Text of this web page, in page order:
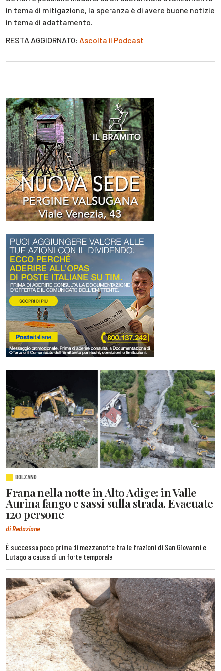
in tema di mitigazione, la speranza è di avere buone notizie
in tema di adattamento.
RESTA AGGIORNATO: Ascolta il Podcast
BOLZANO
Frana nella notte in Alto Adige: in Valle
Aurina fango e sassi sulla strada. Evacuate
120 persone
di Redazione
È successo poco prima di mezzanotte tra le frazioni di San Giovanni e
Lutago a causa di un forte temporale